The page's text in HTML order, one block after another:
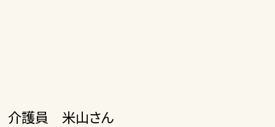
介護員 米山さん